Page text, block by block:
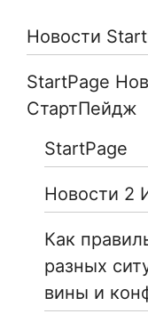
Новости
StartPage
СтартПейдж
StartPage
Новости 2
Как
разных
вины и